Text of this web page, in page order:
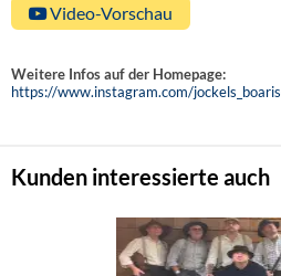
Video-Vorschau
Weitere Infos auf der Homepage:
https://www.instagram.com/
Kunden interessierte auch